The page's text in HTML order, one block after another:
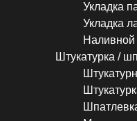
Укладка
Укладка
Штукатурка /